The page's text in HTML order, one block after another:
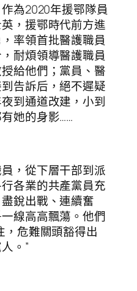
為2020年援鄂隊員
，援鄂時代前方進
率領首批醫護職員
耐煩領導醫護職員
給他們；黨員、醫
告訴后，絕不遲疑
到通道改建，小到
她的身影……
，從下層干部到派
各業的共產黨員充
銳出戰、連續奮
線高高飄蕩。他們
，危難關頭豁得出
。”